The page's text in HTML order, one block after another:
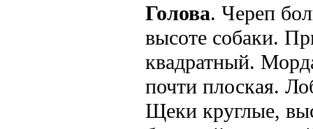
Голова. Череп
высоте собаки.
квадратный.
почти плоская.
Щеки круглые,